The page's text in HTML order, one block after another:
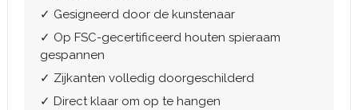
✓ Gesigneerd door de kunstenaar
✓ Op FSC-gecertificeerd houten spieraam
gespannen
✓ Zijkanten volledig doorgeschilderd
✓ Direct klaar om op te hangen